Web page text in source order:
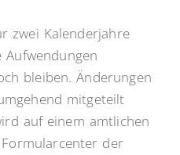
zwei Kalenderjahre
bleiben. Änderungen
mitgeteilt
auf einem amtlichen
der